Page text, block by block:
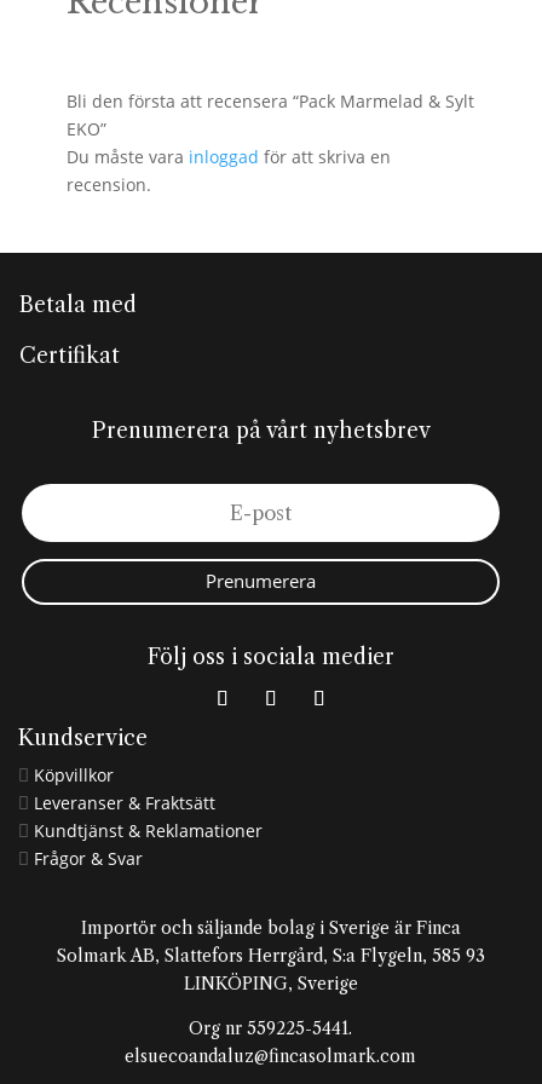
Bli den första att recensera “Pack Marmelad & Sylt
EKO”
Du måste vara inloggad för att skriva en
recension.
Betala med
Certifikat
Prenumerera på vårt nyhetsbrev
Prenumerera
Följ oss i sociala medier
Kundservice
 Köpvillkor
 Leveranser & Fraktsätt
 Kundtjänst & Reklamationer
 Frågor & Svar
Importör och säljande bolag i Sverige är Finca
Solmark AB, Slattefors Herrgård, S:a Flygeln, 585 93
LINKÖPING, Sverige
Org nr 559225-5441.
elsuecoandaluz@fincasolmark.com